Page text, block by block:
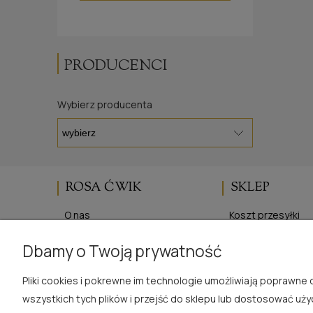
PRODUCENCI
Wybierz producenta
ROSA ĆWIK
O nas
Opinie Trustmate
SKLEP
Koszt przesyłki
Dbamy o Twoją prywatność
Pliki cookies i pokrewne im technologie umożliwiają
wszystkich tych plików i przejść do sklepu lub dostosować